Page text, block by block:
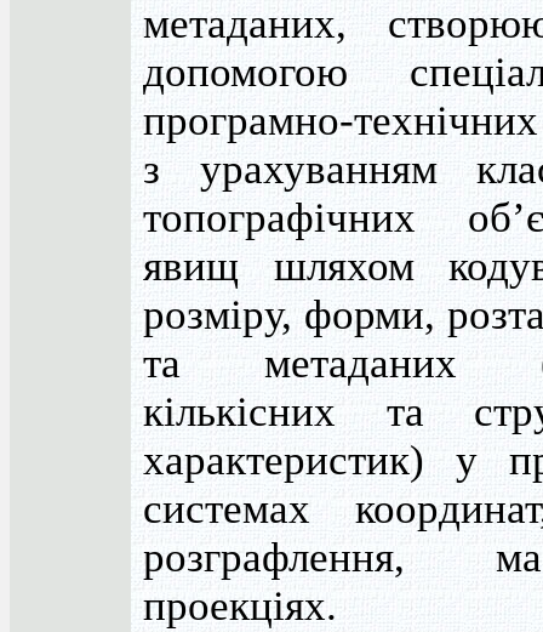
метаданих,
допомогою
програмно-
з урахуванням
топографічних
явищ шляхом
розміру, форми,
та метаданих
кількісних та
характеристик) у
системах
розграфлення,
проекціях.